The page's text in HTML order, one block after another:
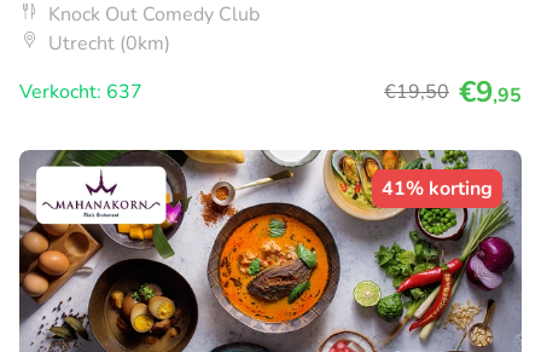
Knock Out Comedy Club
Utrecht (0km)
Verkocht: 637
€19,50 €9,95
41% korting